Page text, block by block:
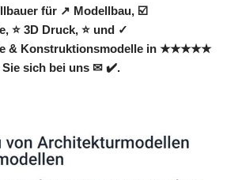
für ↗️ Modellbau, ☑️
⭐ 3D Druck, ⭐ und ✓
& Konstruktionsmodelle in ★★★★★
Sie sich bei uns ✉ ✔️.